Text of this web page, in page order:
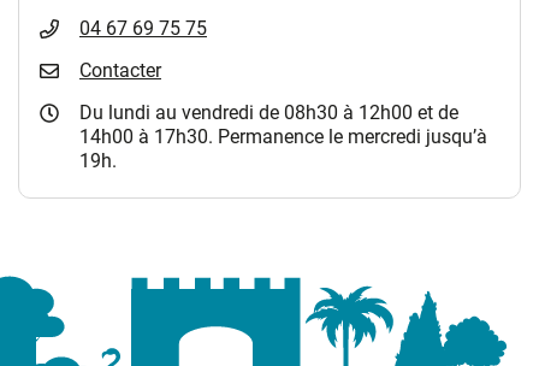
04 67 69 75 75
Contacter
Du lundi au vendredi de 08h30 à 12h00 et de
14h00 à 17h30. Permanence le mercredi jusqu’à
19h.